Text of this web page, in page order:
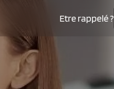
Etre rappelé ?